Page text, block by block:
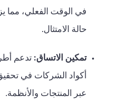
في الوقت الفعلي، مما
حالة الامتثال.
تمكين الاتساق: تدعم أطر
أكواد الشركات في
عبر المنتجات والأنظمة.